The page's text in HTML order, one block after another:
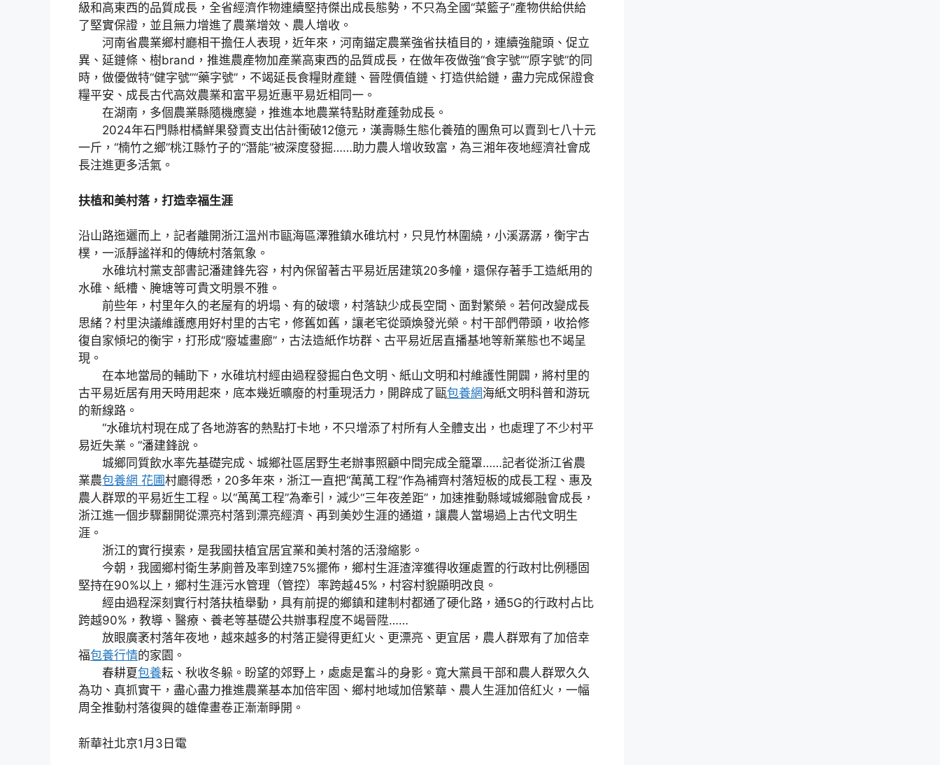
級和高東西的品質成長，全省經濟作物連續堅持傑出成長態勢，不只為全國“菜籃子”產物供給供給
了堅實保證，並且無力增進了農業增效、農人增收。
河南省農業鄉村廳相干擔任人表現，近年來，河南錨定農業強省扶植目的，連續強龍頭、促立
異、延鏈條、樹brand，推進農產物加產業高東西的品質成長，在做年夜做強“食字號”“原字號”的同
時，做優做特“健字號”“藥字號”，不竭延長食糧財產鏈、晉陞價值鏈、打造供給鏈，盡力完成保證食
糧平安、成長古代高效農業和富平易近惠平易近相同一。
在湖南，多個農業縣隨機應變，推進本地農業特點財產蓬勃成長。
2024年石門縣柑橘鮮果發賣支出估計衝破12億元，漢壽縣生態化養殖的團魚可以賣到七八十元
一斤，“楠竹之鄉”桃江縣竹子的“潛能”被深度發掘……助力農人增收致富，為三湘年夜地經濟社會成
長注進更多活氣。
扶植和美村落，打造幸福生涯
沿山路迤邐而上，記者離開浙江溫州市甌海區澤雅鎮水碓坑村，只見竹林圍繞，小溪潺潺，衡宇古
樸，一派靜謐祥和的傳統村落氣象。
水碓坑村黨支部書記潘建鋒先容，村內保留著古平易近居建筑20多幢，還保存著手工造紙用的
水碓、紙槽、腌塘等可貴文明景不雅。
前些年，村里年久的老屋有的坍塌、有的破壞，村落缺少成長空間、面對繁榮。若何改變成長
思緒？村里決議維護應用好村里的古宅，修舊如舊，讓老宅從頭煥發光榮。村干部們帶頭，收拾修
復自家傾圮的衡宇，打形成“廢墟畫廊”，古法造紙作坊群、古平易近居直播基地等新業態也不竭呈
現。
在本地當局的輔助下，水碓坑村經由過程發掘白色文明、紙山文明和村維護性開闢，將村里的
古平易近居有用天時用起來，底本幾近曠廢的村重現活力，開辟成了甌包養網海紙文明科普和游玩
的新線路。
“水碓坑村現在成了各地游客的熱點打卡地，不只增添了村所有人全體支出，也處理了不少村平
易近失業。”潘建鋒說。
城鄉同質飲水率先基礎完成、城鄉社區居野生老辦事照顧中間完成全籠罩……記者從浙江省農
業農包養網 花圃村廳得悉，20多年來，浙江一直把“萬萬工程”作為補齊村落短板的成長工程、惠及
農人群眾的平易近生工程。以“萬萬工程”為牽引，減少“三年夜差距”，加速推動縣域城鄉融會成長，
浙江進一個步驟翻開從漂亮村落到漂亮經濟、再到美妙生涯的通道，讓農人當場過上古代文明生
涯。
浙江的實行摸索，是我國扶植宜居宜業和美村落的活潑縮影。
今朝，我國鄉村衛生茅廁普及率到達75%擺佈，鄉村生涯渣滓獲得收運處置的行政村比例穩固
堅持在90%以上，鄉村生涯污水管理（管控）率跨越45%，村容村貌顯明改良。
經由過程深刻實行村落扶植舉動，具有前提的鄉鎮和建制村都通了硬化路，通5G的行政村占比
跨越90%，教導、醫療、養老等基礎公共辦事程度不竭晉陞……
放眼廣袤村落年夜地，越來越多的村落正變得更紅火、更漂亮、更宜居，農人群眾有了加倍幸
福包養行情的家園。
春耕夏包養耘、秋收冬躲。盼望的郊野上，處處是奮斗的身影。寬大黨員干部和農人群眾久久
為功、真抓實干，盡心盡力推進農業基本加倍牢固、鄉村地域加倍繁華、農人生涯加倍紅火，一幅
周全推動村落復興的雄偉畫卷正漸漸睜開。
新華社北京1月3日電